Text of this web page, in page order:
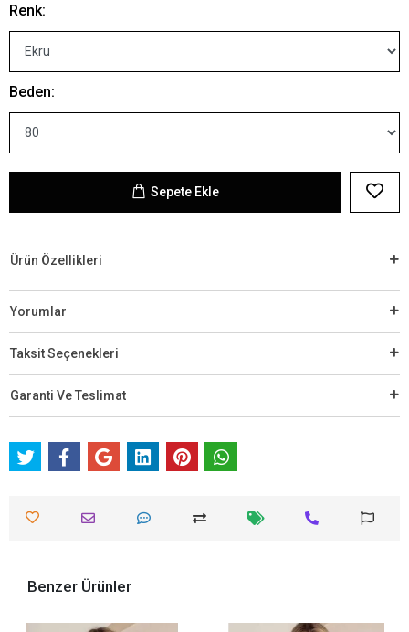
Renk:
Beden:
Sepete Ekle
Ürün Özellikleri
Yorumlar
Taksit Seçenekleri
Garanti Ve Teslimat
Benzer Ürünler